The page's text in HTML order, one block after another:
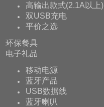
高输出款式(2.1A以上)
双USB充电
平价之选
环保餐具
电子礼品
移动电源
蓝牙产品
USB数据线
蓝牙喇叭